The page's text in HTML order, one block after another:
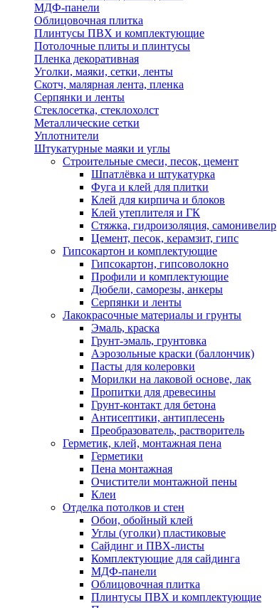
МДФ-панели
Облицовочная плитка
Плинтусы ПВХ и комплектующие
Потолочные плиты и плинтусы
Пленка декоративная
Уголки, маяки, сетки, ленты
Скотч, малярная лента, пленка
Серпянки и ленты
Стеклосетка, стеклохолст
Металлические сетки
Уплотнители
Штукатурные маяки и углы
Строительные смеси, песок, цемент
Шпатлёвка и штукатурка
Фуга и клей для плитки
Клей для кирпича и блоков
Клей утеплителя и ГК
Стяжка, гидроизоляция, самонивелир
Цемент, песок, керамзит, гипс
Гипсокартон и комплектующие
Гипсокартон, гипсоволокно
Профили и комплектующие
Дюбели, саморезы, анкеры
Серпянки и ленты
Лакокрасочные материалы и грунты
Эмаль, краска
Грунт-эмаль, грунтовка
Аэрозольные краски (баллончик)
Пасты для колеровки
Морилки на лаковой основе, лак
Пропитки для древесины
Грунт-контакт для бетона
Антисептики, антиплесень
Преобразователь, растворитель
Герметик, клей, монтажная пена
Герметики
Пена монтажная
Очистители монтажной пены
Клеи
Отделка потолков и стен
Обои, обойный клей
Углы (уголки) пластиковые
Сайдинг и ПВХ-листы
Комплектующие для сайдинга
МДФ-панели
Облицовочная плитка
Плинтусы ПВХ и комплектующие